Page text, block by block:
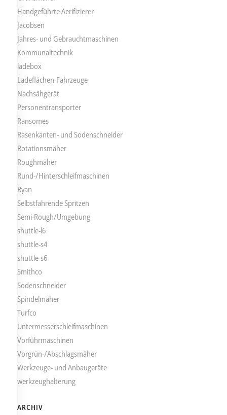
Handgeführte Aerifizierer
Jacobsen
Jahres- und Gebrauchtmaschinen
Kommunaltechnik
ladebox
Ladeflächen-Fahrzeuge
Nachsähgerät
Personentransporter
Ransomes
Rasenkanten- und Sodenschneider
Rotationsmäher
Roughmäher
Rund-/Hinterschleifmaschinen
Ryan
Selbstfahrende Spritzen
Semi-Rough/Umgebung
shuttle-l6
shuttle-s4
shuttle-s6
Smithco
Sodenschneider
Spindelmäher
Turfco
Untermesserschleifmaschinen
Vorführmaschinen
Vorgrün-/Abschlagsmäher
Werkzeuge- und Anbaugeräte
werkzeughalterung
ARCHIV